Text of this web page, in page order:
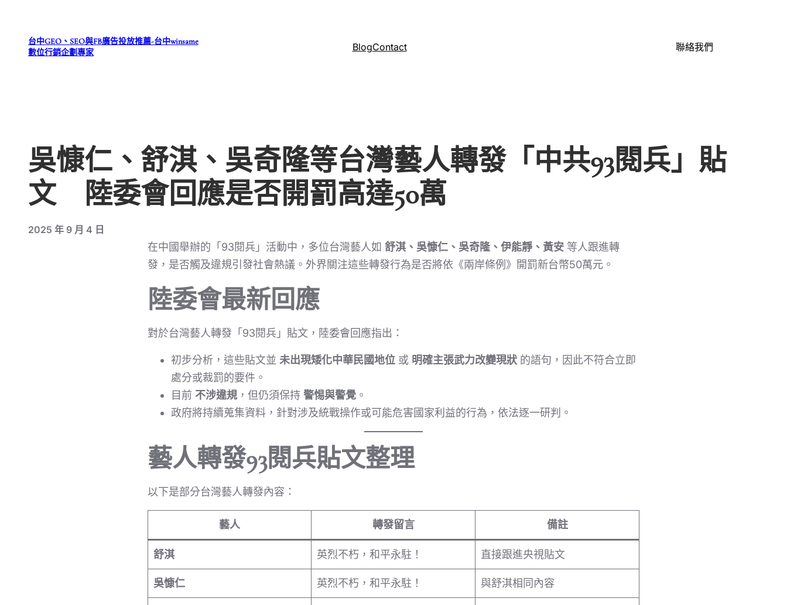
台中GEO、SEO與FB廣告投放推薦-台中winsame
數位行銷企劃專家
BlogContact 聯絡我們
吳慷仁、舒淇、吳奇隆等台灣藝人轉發「中共93閱兵」貼
文 陸委會回應是否開罰高達50萬
2025 年 9 月 4 日
在中國舉辦的「93閱兵」活動中，多位台灣藝人如 舒淇、吳慷仁、吳奇隆、伊能靜、黃安 等人跟進轉
發，是否觸及違規引發社會熱議。外界關注這些轉發行為是否將依《兩岸條例》開罰新台幣50萬元。
陸委會最新回應
對於台灣藝人轉發「93閱兵」貼文，陸委會回應指出：
初步分析，這些貼文並 未出現矮化中華民國地位 或 明確主張武力改變現狀 的語句，因此不符合立即
處分或裁罰的要件。
目前 不涉違規 ，但仍須保持 警惕與警覺 。
政府將持續蒐集資料，針對涉及統戰操作或可能危害國家利益的行為，依法逐一研判。
藝人轉發93閱兵貼文整理
以下是部分台灣藝人轉發內容：
藝人 轉發留言 備註
舒淇 英烈不朽，和平永駐！ 直接跟進央視貼文
吳慷仁 英烈不朽，和平永駐！ 與舒淇相同內容